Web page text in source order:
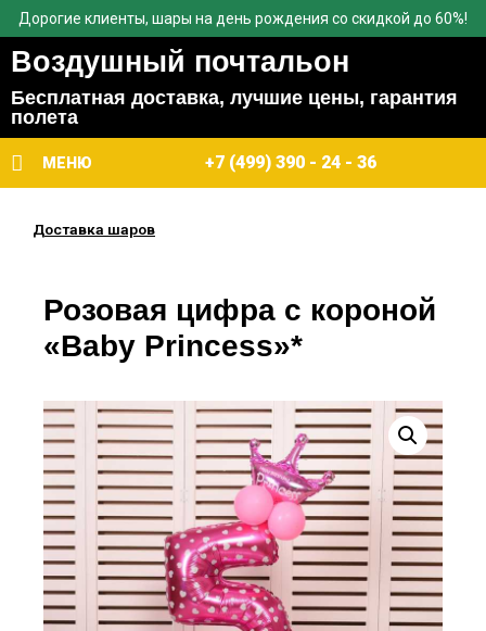
Дорогие клиенты, шары на день рождения со скидкой до 60%!
Воздушный почтальон
Бесплатная доставка, лучшие цены, гарантия
полета
МЕНЮ +7 (499) 390 - 24 - 36
Доставка шаров
Розовая цифра с короной
«Baby Princess»*